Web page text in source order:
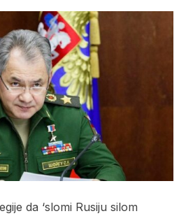
da ‘slomi Rusiju silom